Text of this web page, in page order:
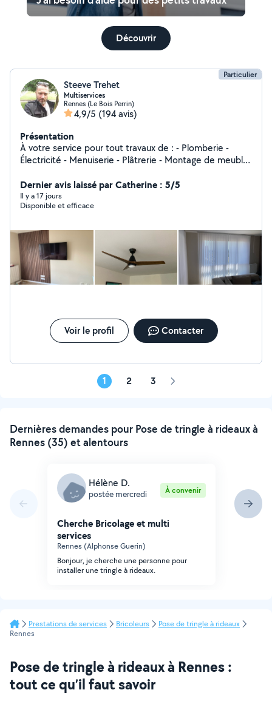
Découvrir
Particulier
Steeve Trehet
Multiservices
Rennes (Le Bois Perrin)
4,9/5 (194 avis)
Présentation
À votre service pour tout travaux de : - Plomberie -
Électricité - Menuiserie - Plâtrerie - Montage de meuble
étagères, etc - Coaching Bricolage Pour toute
demande, n'hésitez pas à me solliciter. Intervention
uniquement sur Rennes, Cesson, Chantepie, Saint
permet pas de répondre à des messages de
demandeurs situés à plus de 5 km du centre de Rennes.
Dernier avis laissé par Catherine : 5/5
Il y a 17 jours
Disponible et efficace
Voir le profil Contacter
1 2 3 Page
Dernières demandes pour Pose de tringle à rideaux à
Rennes (35) et alentours
Hélène D.
postée mercredi À convenir
Cherche Bricolage et multi
services
Rennes (Alphonse Guerin)
Bonjour, je cherche une personne pour
installer une tringle à rideaux.
Prestations de services Bricoleurs
Pose de tringle à rideaux
Rennes
Pose de tringle à rideaux à Rennes :
tout ce qu’il faut savoir